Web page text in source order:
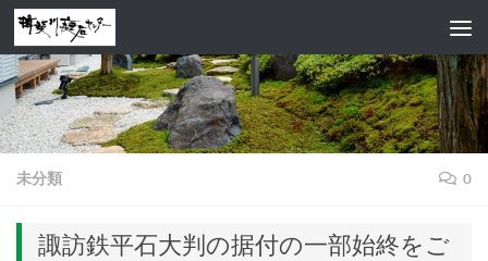
コンテンツへスキップ
未分類 0
諏訪鉄平石大判の据付の一部始終をご